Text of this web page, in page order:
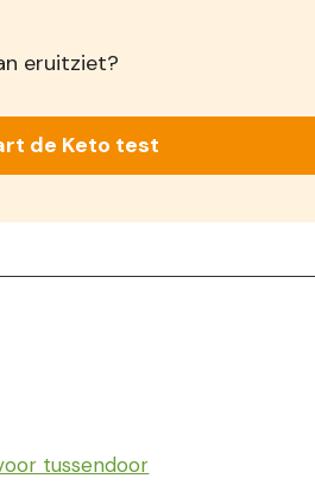
eruitziet?
de Keto test
tussendoor